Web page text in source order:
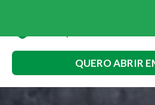
QUERO ABRIR